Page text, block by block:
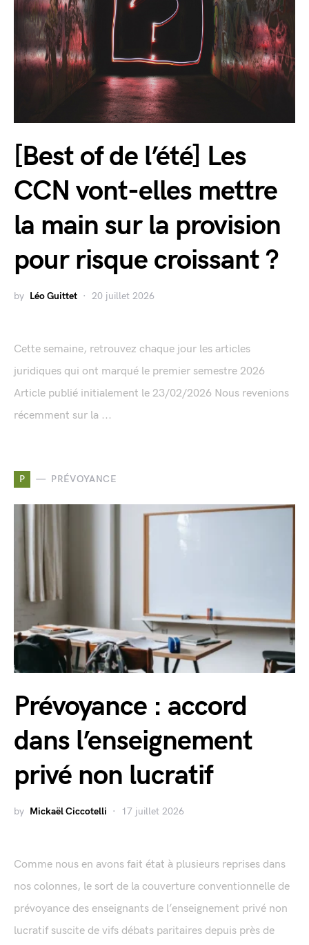
[Best of de l’été] Les
CCN vont-elles mettre
la main sur la provision
pour risque croissant ?
by Léo Guittet 20 juillet 2026
Cette semaine, retrouvez chaque jour les articles
juridiques qui ont marqué le premier semestre 2026
Article publié initialement le 23/02/2026 Nous revenions
récemment sur la ...
P PRÉVOYANCE
Prévoyance : accord
dans l’enseignement
privé non lucratif
by Mickaël Ciccotelli 17 juillet 2026
Comme nous en avons fait état à plusieurs reprises dans
nos colonnes, le sort de la couverture conventionnelle de
prévoyance des enseignants de l’enseignement privé non
lucratif suscite de vifs débats paritaires depuis près de